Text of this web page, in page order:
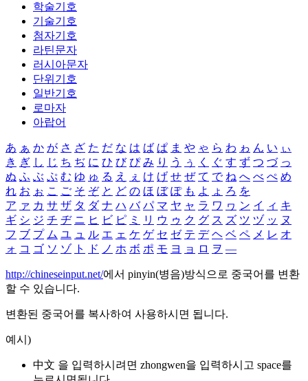
학술기호
기술기호
첨자기호
라틴문자
러시아문자
단위기호
일반기호
로마자
아랍어
あ ぁ か が さ ざ た だ な は ば ぱ ま や ゃ ら わ ゎ ん い ぃ
き ぎ し じ ち ぢ に ひ び ぴ み り う ぅ く ぐ す ず つ づ っ
ぬ ふ ぶ ぷ む ゆ ゅ る え ぇ け げ せ ぜ て で ね へ べ ぺ め
れ お ぉ こ ご そ ぞ と ど の ほ ぼ ぽ も よ ょ ろ を
ア ァ カ サ ザ タ ダ ナ ハ バ パ マ ヤ ャ ラ ワ ヮ ン イ ィ キ
ギ シ ジ チ ヂ ニ ヒ ビ ピ ミ リ ウ ゥ ク グ ス ズ ツ ヅ ッ ヌ
フ ブ プ ム ユ ュ ル エ ェ ケ ゲ セ ゼ テ デ ヘ ベ ペ メ レ オ
ォ コ ゴ ソ ゾ ト ド ノ ホ ボ ポ モ ヨ ョ ロ ヲ ―
http://chineseinput.net/에서 pinyin(병음)방식으로 중국어를 변환
할 수 있습니다.
변환된 중국어를 복사하여 사용하시면 됩니다.
예시)
中文 을 입력하시려면 zhongwen을 입력하시고 space를